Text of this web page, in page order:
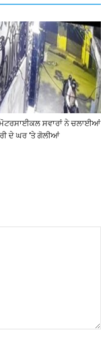
ਸਵਾਰਾਂ ਨੇ ਚਲਾਈਆਂ
ਦੇ ਘਰ ‘ਤੇ ਗੋਲੀਆਂ